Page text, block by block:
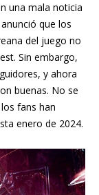
una mala noticia
que los
del juego no
Sin embargo,
y ahora
buenas. No se
fans han
enero de 2024.